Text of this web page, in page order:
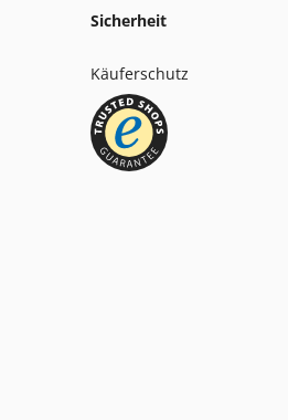
Sicherheit
Käuferschutz